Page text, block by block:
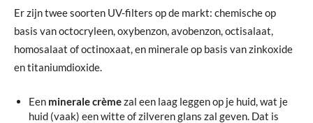
Er zijn twee soorten UV-filters op de markt: chemische op
basis van octocryleen, oxybenzon, avobenzon, octisalaat,
homosalaat of octinoxaat, en minerale op basis van zinkoxide
en titaniumdioxide.
Een minerale crèmezal een laag leggen op je huid, wat je
huid (vaak) een witte of zilveren glans zal geven. Dat is